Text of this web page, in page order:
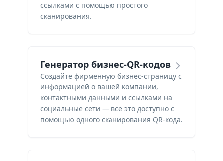
ссылками с помощью простого
сканирования.
Генератор бизнес-QR-кодов
Создайте фирменную бизнес-страницу с
информацией о вашей компании,
контактными данными и ссылками на
социальные сети — все это доступно с
помощью одного сканирования QR-кода.